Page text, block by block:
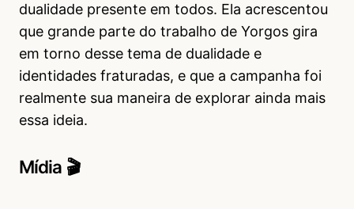
dualidade presente em todos. Ela acrescentou
que grande parte do trabalho de Yorgos gira
em torno desse tema de dualidade e
identidades fraturadas, e que a campanha foi
realmente sua maneira de explorar ainda mais
essa ideia.
Mídia 🎬